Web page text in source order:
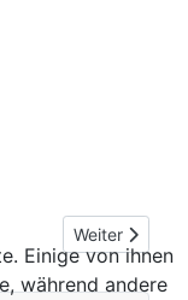
Nächster
Weiter
Einige von ihnen
während andere